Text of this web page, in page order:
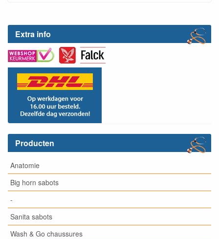
Extra info
Producten
Anatomie
Big horn sabots
-
Sanita sabots
Wash & Go chaussures